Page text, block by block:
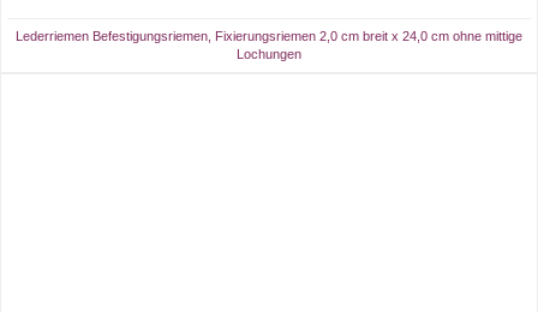
Lederriemen Befestigungsriemen, Fixierungsriemen 2,0 cm breit x 24,0 cm ohne mittige
Lochungen